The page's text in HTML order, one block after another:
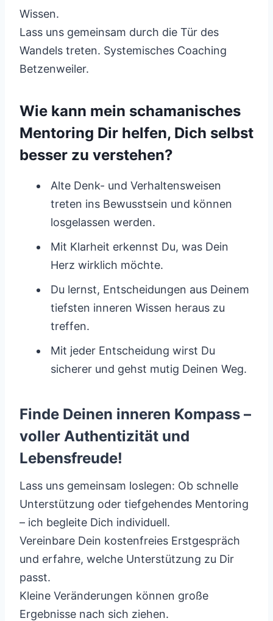
Wissen.
Lass uns gemeinsam durch die Tür des
Wandels treten. Systemisches Coaching
Betzenweiler.
Wie kann mein schamanisches
Mentoring Dir helfen, Dich selbst
besser zu verstehen?
Alte Denk- und Verhaltensweisen
treten ins Bewusstsein und können
losgelassen werden.
Mit Klarheit erkennst Du, was Dein
Herz wirklich möchte.
Du lernst, Entscheidungen aus Deinem
tiefsten inneren Wissen heraus zu
treffen.
Mit jeder Entscheidung wirst Du
sicherer und gehst mutig Deinen Weg.
Finde Deinen inneren Kompass –
voller Authentizität und
Lebensfreude!
Lass uns gemeinsam loslegen: Ob schnelle
Unterstützung oder tiefgehendes Mentoring
– ich begleite Dich individuell.
Vereinbare Dein kostenfreies Erstgespräch
und erfahre, welche Unterstützung zu Dir
passt.
Kleine Veränderungen können große
Ergebnisse nach sich ziehen.